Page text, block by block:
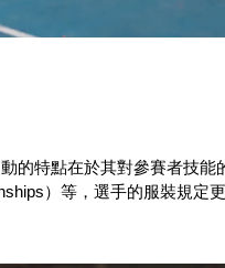
的特點在於其對參賽者技能
）等，選手的服裝規定